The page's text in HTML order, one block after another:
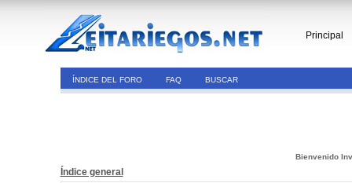
Principal
ÍNDICE DEL FORO FAQ BUSCAR
Bienvenido
Índice general